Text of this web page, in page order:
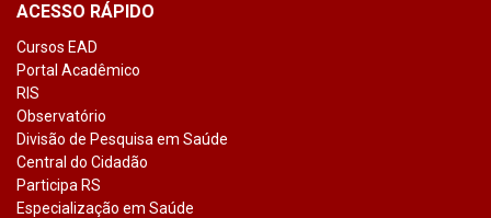
ACESSO RÁPIDO
Cursos EAD
Portal Acadêmico
RIS
Observatório
Divisão de Pesquisa em Saúde
Central do Cidadão
Participa RS
Especialização em Saúde